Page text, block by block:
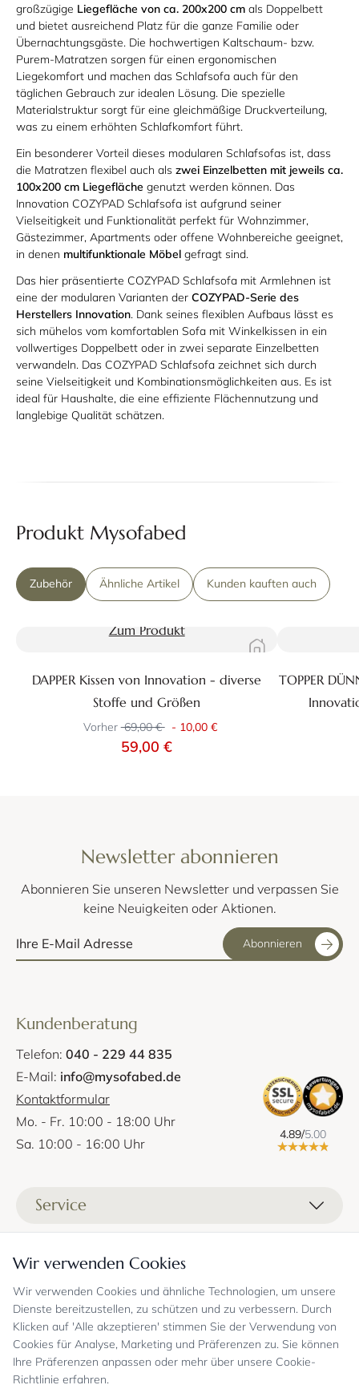
Wir verwenden Cookies
Wir verwenden Cookies und ähnliche Technologien, um unsere
Dienste bereitzustellen, zu schützen und zu verbessern. Durch
Klicken auf 'Alle akzeptieren' stimmen Sie der Verwendung von
Cookies für Analyse, Marketing und Präferenzen zu. Sie können
Ihre Präferenzen anpassen oder mehr über unsere Cookie-
Richtlinie erfahren.
großzügige Liegefläche von ca. 200x200 cm als Doppelbett
und bietet ausreichend Platz für die ganze Familie oder
Übernachtungsgäste. Die hochwertigen Kaltschaum- bzw.
Purem-Matratzen sorgen für einen ergonomischen
Liegekomfort und machen das Schlafsofa auch für den
täglichen Gebrauch zur idealen Lösung. Die spezielle
Materialstruktur sorgt für eine gleichmäßige Druckverteilung,
was zu einem erhöhten Schlafkomfort führt.
Ein besonderer Vorteil dieses modularen Schlafsofas ist, dass
die Matratzen flexibel auch als zwei Einzelbetten mit jeweils ca.
100x200 cm Liegefläche genutzt werden können. Das
Innovation COZYPAD Schlafsofa ist aufgrund seiner
Vielseitigkeit und Funktionalität perfekt für Wohnzimmer,
Gästezimmer, Apartments oder offene Wohnbereiche geeignet,
in denen multifunktionale Möbel gefragt sind.
Das hier präsentierte COZYPAD Schlafsofa mit Armlehnen ist
eine der modularen Varianten der COZYPAD-Serie des
Herstellers Innovation. Dank seines flexiblen Aufbaus lässt es
sich mühelos vom komfortablen Sofa mit Winkelkissen in ein
vollwertiges Doppelbett oder in zwei separate Einzelbetten
verwandeln. Das COZYPAD Schlafsofa zeichnet sich durch
seine Vielseitigkeit und Kombinationsmöglichkeiten aus. Es ist
ideal für Haushalte, die eine effiziente Flächennutzung und
langlebige Qualität schätzen.
Produkt Mysofabed
Zubehör Ähnliche Artikel Kunden kauften auch
Zum Produkt
DAPPER Kissen von Innovation - diverse
Stoffe und Größen
Vorher 69,00 € - 10,00 €
59,00 €
TOPPER
Newsletter abonnieren
Abonnieren Sie unseren Newsletter und verpassen Sie
keine Neuigkeiten oder Aktionen.
Abonnieren
Kundenberatung
Telefon: 040 - 229 44 835
E-Mail: info@mysofabed.de
Kontaktformular
Mo. - Fr. 10:00 - 18:00 Uhr
Sa. 10:00 - 16:00 Uhr
4.89/5.00
Service
Zahlungsmöglichkeiten
Stoffprobenanfrage
Gutschein
Sicheres Einkaufen und Retoureninfo
FAQ
Jobs
Bekannt aus
Informationen
Kontakt
Showrooms
Datenschutz
Allgemeine Geschäftsbedingungen
Widerrufsrecht, Widerrufsfolgen
Sicheres Einkaufen
Echte Kundenbewertungen
Überweisung erst kurz vor Lieferung
Oder per PayPal (mit Käuferschutz)
Zahlungsarten